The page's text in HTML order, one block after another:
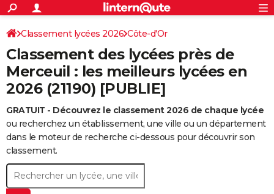
ACTUALITÉS
Politique
Société
Faits Divers
Education
Monde
Villes
+
SPORT
Coupe du monde 2026
Football
Tennis
Cyclisme
Rugby
Forum
Programme TV
TNT
Streaming
Cinéma
Sorties cinéma
Musique
+
FINANCE
Retraite
Impôts
Epargne
Immobilier
Risques naturels par ville
Banque
Assurance
Crédit
AUTO
Essais
Réserver un essai
Citadines
Berlines
SUV
Forum auto
+
HIGH-TECH
BRICOLAGE
Forum
Aménagement intérieur
Extérieur
Cuisine
Salle de bains
Jardinage
Rangement
+WEEK-END
S'inscrire
Connexion
Classement lycées 2026 Côte-d'Or
Classement des lycées près de
Merceuil : les meilleurs lycées en
2026 (21190) [PUBLIE]
GRATUIT - Découvrez le classement 2026 de chaque lycée
ou recherchez un établissement, une ville ou un département
dans le moteur de recherche ci-dessous pour découvrir son
classement.